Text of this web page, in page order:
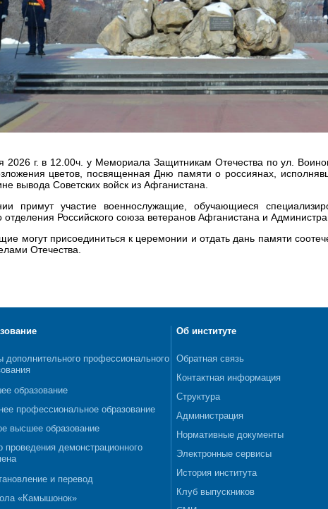
2026 г. в 12.00ч. у Мемориала Защитникам Отечества по ул.
цветов, посвященная Дню памяти о россиянах,
вывода Советских войск из Афганистана.
примут участие военнослужащие, обучающиеся
Российского союза ветеранов Афганистана и
могут присоединиться к церемонии и отдать дань памяти
Отечества.
дополнительного профессионального
образование
профессиональное образование
высшее образование
проведения демонстрационного
и перевод
«Камышонок»
Об институте
Обратная связь
Контактная информация
Структура
Администрация
Нормативные документы
Электронные сервисы
История института
Клуб выпускников